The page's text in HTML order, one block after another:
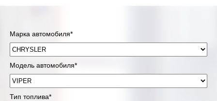
Марка автомобиля*
Модель автомобиля*
Тип топлива*